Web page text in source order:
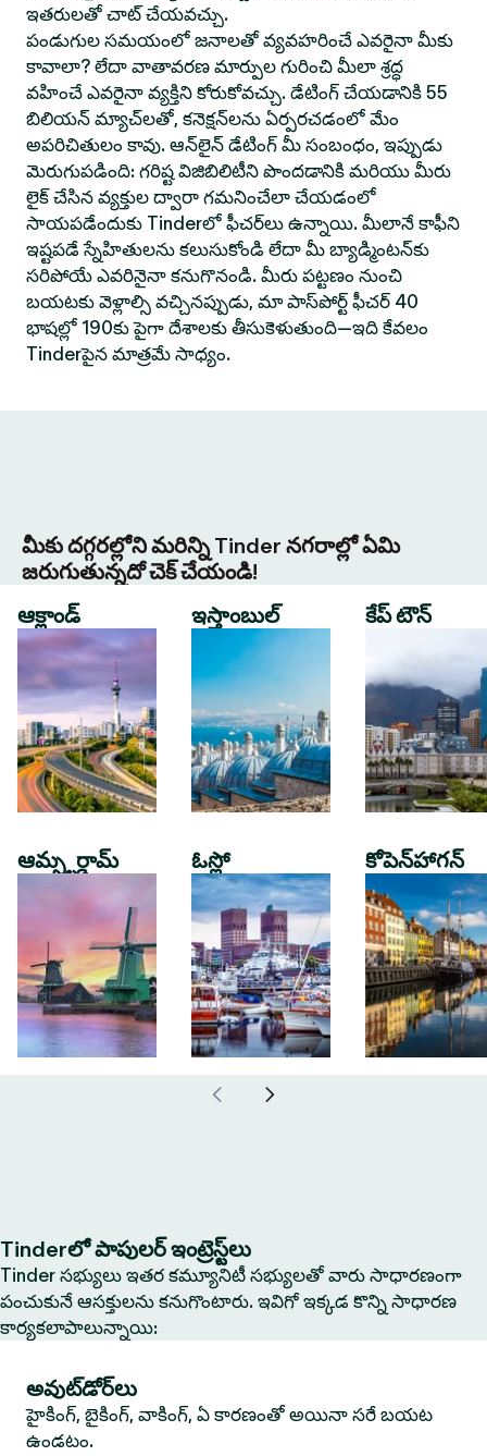
ఇతరులతో చాట్ చేయవచ్చు.
పండుగుల సమయంలో జనాలతో వ్యవహరించే ఎవరైనా మీకు
కావాలా? లేదా వాతావరణ మార్పుల గురించి మీలా శ్రద్ధ
వహించే ఎవరైనా వ్యక్తిని కోరుకోవచ్చు. డేటింగ్ చేయడానికి 55
బిలియన్ మ్యాచ్‌లతో, కనెక్షన్‌లను ఏర్పరచడంలో మేం
అపరిచితులం కావు. ఆన్‌లైన్ డేటింగ్ మీ సంబంధం, ఇప్పుడు
మెరుగుపడింది: గరిష్ట విజిబిలిటీని పొందడానికి మరియు మీరు
లైక్ చేసిన వ్యక్తుల ద్వారా గమనించేలా చేయడంలో
సాయపడేందుకు Tinderలో ఫీచర్‌లు ఉన్నాయి. మీలానే కాఫీని
ఇష్టపడే స్నేహితులను కలుసుకోండి లేదా మీ బ్యాడ్మింటన్‌కు
సరిపోయే ఎవరినైనా కనుగొనండి. మీరు పట్టణం నుంచి
బయటకు వెళ్లాల్సి వచ్చినప్పుడు, మా పాస్‌పోర్ట్ ఫీచర్ 40
భాషల్లో 190కు పైగా దేశాలకు తీసుకెళుతుంది—ఇది కేవలం
Tinderపైన మాత్రమే సాధ్యం.
మీకు దగ్గరల్లోని మరిన్ని Tinder నగరాల్లో ఏమి
జరుగుతున్నదో చెక్ చేయండి!
ఆక్లాండ్
ఆమ్స్టర్డామ్
ఇస్తాంబుల్
ఓస్లో
కేప్ టౌన్
కోపెన్‌హాగన్
Tinderలో పాపులర్ ఇంట్రెస్ట్‌లు
Tinder సభ్యులు ఇతర కమ్యూనిటీ సభ్యులతో వారు సాధారణంగా
పంచుకునే ఆసక్తులను కనుగొంటారు. ఇవిగో ఇక్కడ కొన్ని సాధారణ
కార్యకలాపాలున్నాయి:
అవుట్‌డోర్‌లు
హైకింగ్, బైకింగ్, వాకింగ్, ఏ కారణంతో అయినా సరే బయట
ఉండటం.